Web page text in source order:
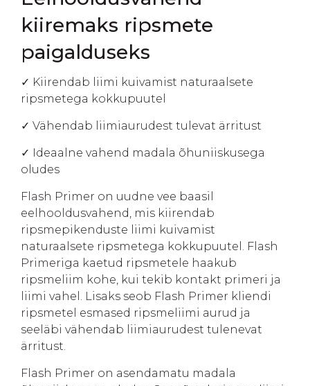
kiiremaks ripsmete
paigalduseks
✓ Kiirendab liimi kuivamist naturaalsete
ripsmetega kokkupuutel
✓ Vähendab liimiaurudest tulevat ärritust
✓ Ideaalne vahend madala õhuniiskusega
oludes
Flash Primer on uudne vee baasil
eelhooldusvahend, mis kiirendab
ripsmepikenduste liimi kuivamist
naturaalsete ripsmetega kokkupuutel. Flash
Primeriga kaetud ripsmetele haakub
ripsmeliim kohe, kui tekib kontakt primeri ja
liimi vahel. Lisaks seob Flash Primer kliendi
ripsmetel esmased ripsmeliimi aurud ja
seeläbi vähendab liimiaurudest tulenevat
ärritust.
Flash Primer on asendamatu madala